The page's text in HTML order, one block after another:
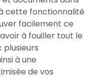
cette fonctionnalité
facilement ce
à fouiller tout le
plusieurs
à une
de vos